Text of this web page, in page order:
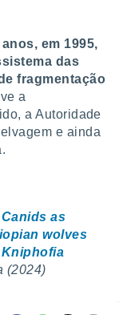
em 1995,
das
fragmentação
a
a Autoridade
e ainda
Canids as
wolves
(2024)